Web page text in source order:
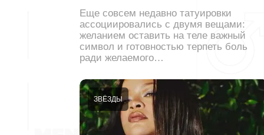
Еще совсем недавно татуировки
ассоциировались с двумя вещами:
желанием оставить на теле важный
символ и готовностью терпеть боль
ради желаемого…
ЗВЁЗДЫ